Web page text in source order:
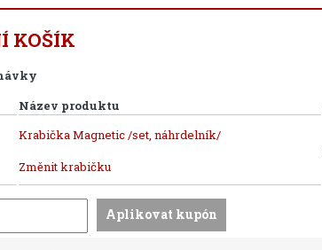
KOŠÍK
Název produktu
Krabička Magnetic /set, náhrdelník/
Změnit krabičku